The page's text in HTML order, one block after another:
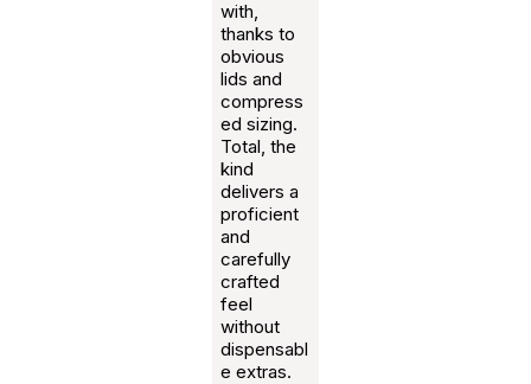
with,
thanks to
obvious
lids and
compress
ed sizing.
Total, the
kind
delivers a
proficient
and
carefully
crafted
feel
without
dispensabl
e extras.